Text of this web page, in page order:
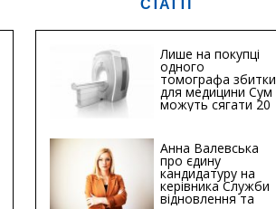
СТАТТІ
Лише на покупці
одного
томографа збитки
для медицини Сум
можуть сягати 20
Анна Валевська
про єдину
кандидатуру на
керівника Служби
відновлення та